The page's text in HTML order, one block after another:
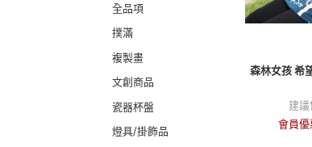
全品項
撲滿
複製畫
文創商品
瓷器杯盤
燈具/掛飾品
森林女孩 希
建議
會員優